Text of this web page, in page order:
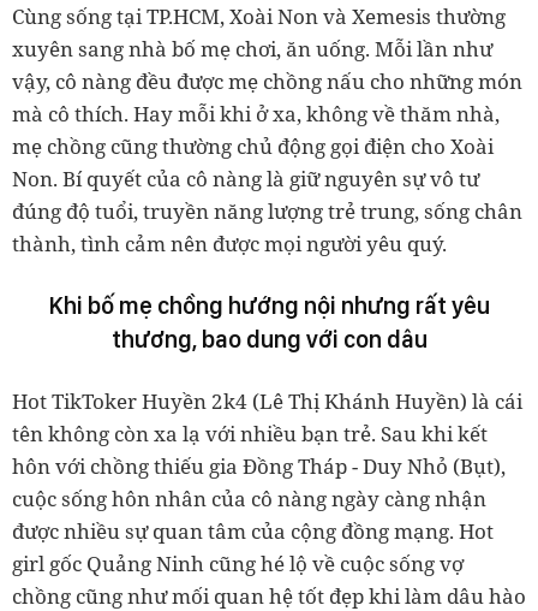
Cùng sống tại TP.HCM, Xoài Non và Xemesis thường
xuyên sang nhà bố mẹ chơi, ăn uống. Mỗi lần như
vậy, cô nàng đều được mẹ chồng nấu cho những món
mà cô thích. Hay mỗi khi ở xa, không về thăm nhà,
mẹ chồng cũng thường chủ động gọi điện cho Xoài
Non. Bí quyết của cô nàng là giữ nguyên sự vô tư
đúng độ tuổi, truyền năng lượng trẻ trung, sống chân
thành, tình cảm nên được mọi người yêu quý.
Khi bố mẹ chồng hướng nội nhưng rất yêu
thương, bao dung với con dâu
Hot TikToker Huyền 2k4 (Lê Thị Khánh Huyền) là cái
tên không còn xa lạ với nhiều bạn trẻ. Sau khi kết
hôn với chồng thiếu gia Đồng Tháp - Duy Nhỏ (Bụt),
cuộc sống hôn nhân của cô nàng ngày càng nhận
được nhiều sự quan tâm của cộng đồng mạng. Hot
girl gốc Quảng Ninh cũng hé lộ về cuộc sống vợ
chồng cũng như mối quan hệ tốt đẹp khi làm dâu hào